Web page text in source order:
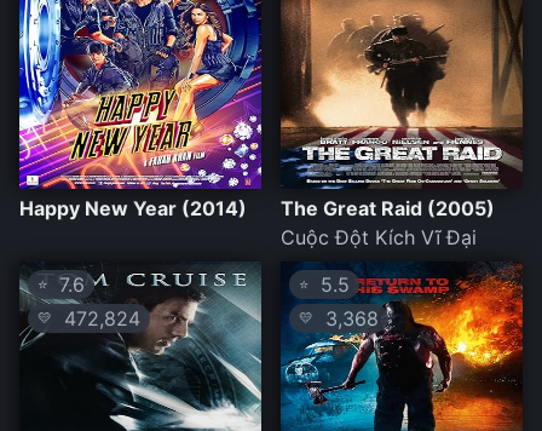
Happy New Year (2014)
The Great Raid (2005)
Cuộc Đột Kích Vĩ Đại
⭐ 7.6
💛 472,824
⭐ 5.5
💛 3,368